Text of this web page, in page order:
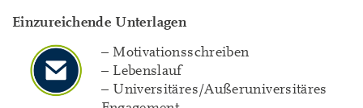
Einzureichende Unterlagen
– Motivationsschreiben
– Lebenslauf
– Universitäres/Außeruniversitäres